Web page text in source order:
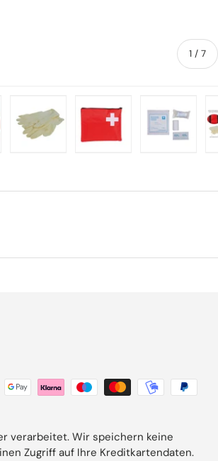
1 /von
7
verarbeitet. Wir speichern keine
Zugriff auf Ihre Kreditkartendaten.